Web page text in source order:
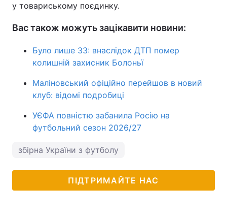
у товариському поєдинку.
Вас також можуть зацікавити новини:
Було лише 33: внаслідок ДТП помер
колишній захисник Болоньї
Маліновський офіційно перейшов в новий
клуб: відомі подробиці
УЄФА повністю забанила Росію на
футбольний сезон 2026/27
збірна України з футболу
ПІДТРИМАЙТЕ НАС